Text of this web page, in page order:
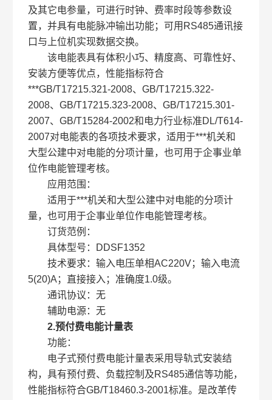
及其它电参量，可进行时钟、费率时段等参数设
置，并具有电能脉冲输出功能；可用RS485通讯接
口与上位机实现数据交换。
该电能表具有体积小巧、精度高、可靠性好、
安装方便等优点，性能指标符合
***GB/T17215.321-2008、GB/T17215.322-
2008、GB/T17215.323-2008、GB/T17215.301-
2007、GB/T15284-2002和电力行业标准DL/T614-
2007对电能表的各项技术要求，适用于***机关和
大型公建中对电能的分项计量，也可用于企事业单
位作电能管理考核。
应用范围：
适用于***机关和大型公建中对电能的分项计
量，也可用于企事业单位作电能管理考核。
订货范例：
具体型号：DDSF1352
技术要求：输入电压单相AC220V；输入电流
5(20)A；直接接入；准确度1.0级。
通讯协议：无
辅助电源：无
2.预付费电能计量表
功能：
电子式预付费电能计量表采用导轨式安装结
构，具有预付费、负载控制及RS485通信等功能，
性能指标符合GB/T18460.3-2001标准。是改革传